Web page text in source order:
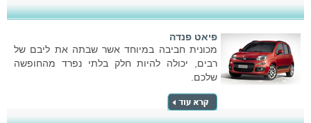
פיאט פנדה
מכונית חביבה במיוחד אשר שבתה את ליבם של
רבים, יכולה להיות חלק בלתי נפרד מהחופשה
שלכם.